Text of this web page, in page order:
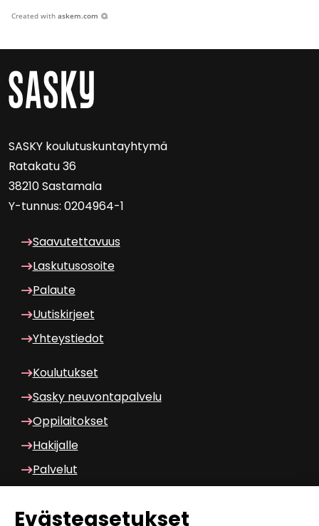
Created with askem.com
SASKY kou­lu­tus­kun­tayh­ty­mä
Ra­ta­ka­tu 36
38210 Sas­ta­ma­la
Y-​tunnus: 0204964-1
Saa­vu­tet­ta­vuus
Las­ku­tuso­soi­te
Pa­lau­te
Uu­tis­kir­jeet
Yh­teys­tie­dot
Kou­lu­tuk­set
Sasky neu­von­ta­pal­ve­lu
Op­pi­lai­tok­set
Ha­ki­jal­le
Pal­ve­lut
Eväs­tea­se­tuk­set